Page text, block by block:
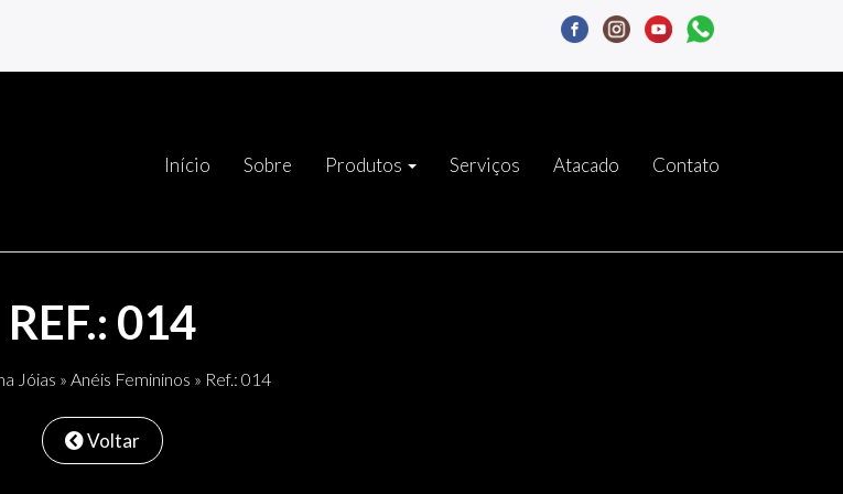
Início Sobre Produtos Serviços Atacado Contato
REF.: 014
Jóias » Anéis Femininos » Ref.: 014
Voltar